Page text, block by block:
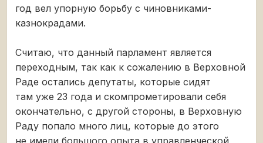
год вел упорную борьбу с чиновниками-
казнокрадами.
Считаю, что данный парламент является
переходным, так как к сожалению в Верховной
Раде остались депутаты, которые сидят
там уже 23 года и скомпрометировали себя
окончательно, с другой стороны, в Верховную
Раду попало много лиц, которые до этого
не имели большого опыта в управленческой